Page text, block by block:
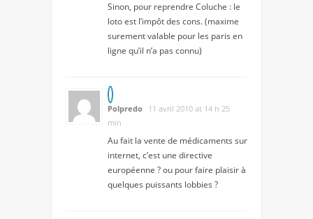
Sinon, pour reprendre Coluche : le
loto est l’impôt des cons. (maxime
surement valable pour les paris en
ligne qu’il n’a pas connu)
Polpredo 11 avril 2010 at 14 h 25
min
Au fait la vente de médicaments sur
internet, c’est une directive
européenne ? ou pour faire plaisir à
quelques puissants lobbies ?